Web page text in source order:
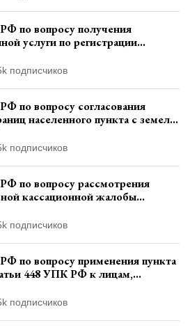
по вопросу получения
услуги по регистрации
средства через представителя
подписчиков
по вопросу согласования
населенного пункта с земель
подписчиков
по вопросу рассмотрения
кассационной жалобы
инстанции
подписчиков
по вопросу применения пункта
448 УПК РФ к лицам,
органов
подписчиков